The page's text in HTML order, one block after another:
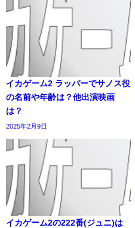
イカゲーム2 ラッパーでサノス役
の名前や年齢は？他出演映画
は？
2025年2月9日
イカゲーム2の222番(ジュニ)は